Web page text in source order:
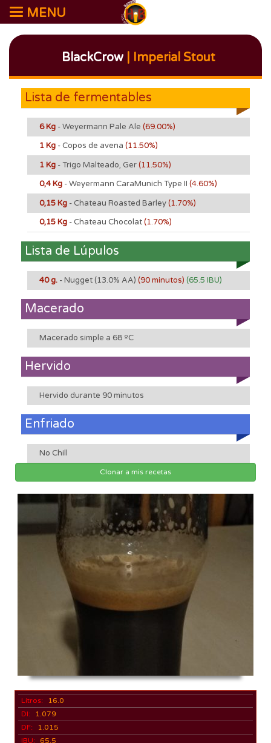
MENU
BlackCrow | Imperial Stout
Lista de fermentables
6 Kg - Weyermann Pale Ale (69.00%)
1 Kg - Copos de avena (11.50%)
1 Kg - Trigo Malteado, Ger(11.50%)
0,4 Kg - Weyermann CaraMunich Type II (4.60%)
0,15 Kg - Chateau Roasted Barley(1.70%)
0,15 Kg - Chateau Chocolat(1.70%)
Lista de Lúpulos
40 g. - Nugget (13.0% AA) (90 minutos) (65.5 IBU)
Macerado
Macerado simple a 68 ºC
Hervido
Hervido durante 90 minutos
Enfriado
No Chill
Clonar a mis recetas
Litros:
16.0
DI:
1.079
DF:
1.015
IBU:
65.5